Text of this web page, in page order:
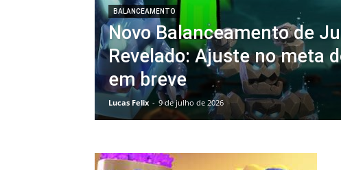
BALANCEAMENTO
Novo Balanceamento de
Revelado: Ajuste no meta
em breve
Lucas Felix - 9 de julho de 2026